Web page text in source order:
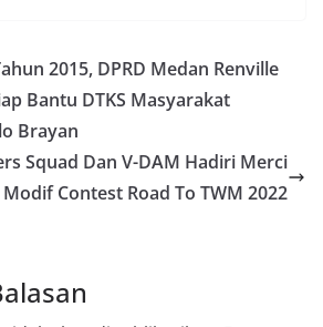
menyambut Hari Kemerdekaan RI.
Polsek Medan Sunggal
Warga Kelurahan Sunggal, Ingatkan
Bendera Merah Putih Jelang HUT
RI‎‎Medan, 5 Agustus 2026 — Dalam
Hari Ulang Tahun
di wilayah Kelurahan Sunggal,
Medan Sunggal, pada Rabu
2015, DPRD Medan Renville
Bantu DTKS Masyarakat
Brayan
Squad Dan V-DAM Hadiri Merci
Modif Contest Road To TWM 2022